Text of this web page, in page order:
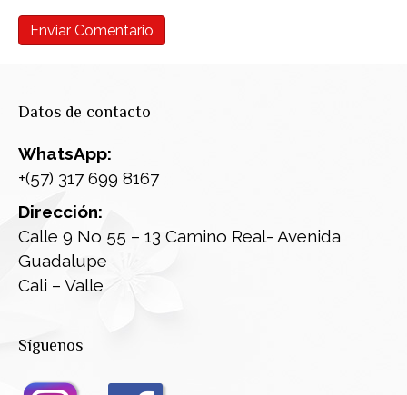
Datos de contacto
WhatsApp:
+(57) 317 699 8167
Dirección:
Calle 9 No 55 – 13 Camino Real- Avenida
Guadalupe
Cali – Valle
Síguenos